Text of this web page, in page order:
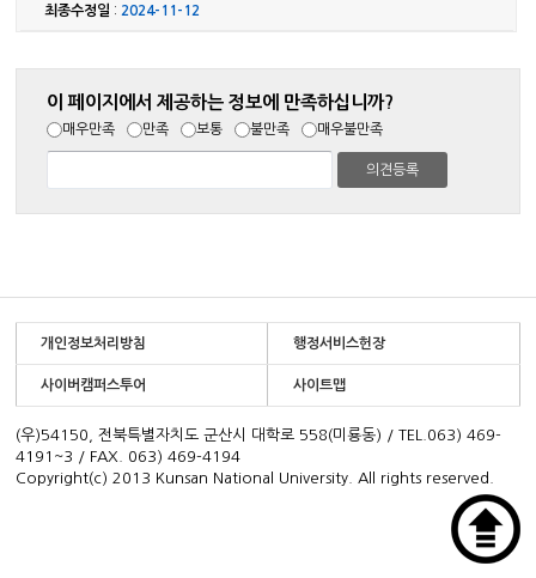
최종수정일 : 2024-11-12
이 페이지에서 제공하는 정보에 만족하십니까?
매우만족 만족 보통 불만족 매우불만족
개인정보처리방침 행정서비스헌장
사이버캠퍼스투어 사이트맵
(우)54150, 전북특별자치도 군산시 대학로 558(미룡동) / TEL.063) 469-
4191~3 / FAX. 063) 469-4194
Copyright(c) 2013 Kunsan National University. All rights reserved.